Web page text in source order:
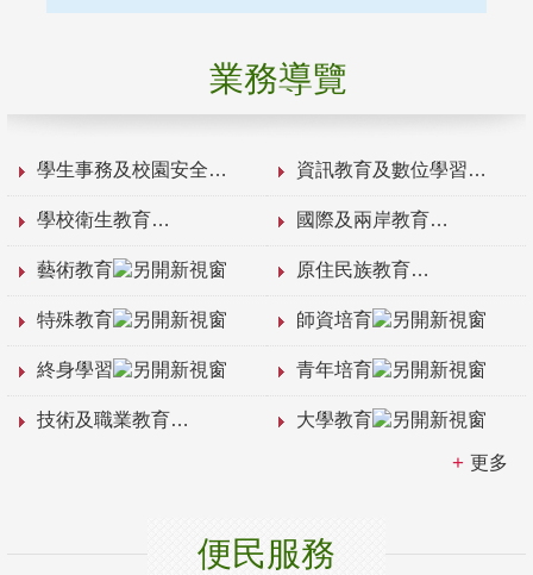
業務導覽
學生事務及校園安全 資訊教育及數位學習
學校衛生教育 國際及兩岸教育
藝術教育 原住民族教育
特殊教育 師資培育
終身學習 青年培育
技術及職業教育 大學教育
更多
便民服務